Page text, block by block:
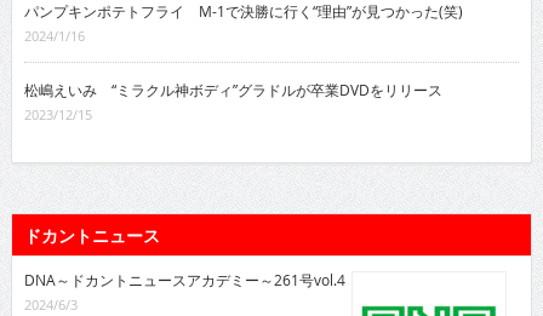
パンプキンポテトフライ M-1で決勝に行く“理由”が見つかった(笑)
2024/1/16
松嶋えいみ “ミラクル神ボディ”グラドルが卒業DVDをリリース
2023/12/15
ドカントニュース
DNA～ドカントニュースアカデミー～261号vol.4
2024/6/3